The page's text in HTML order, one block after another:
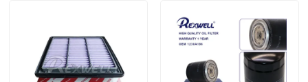
Over ons